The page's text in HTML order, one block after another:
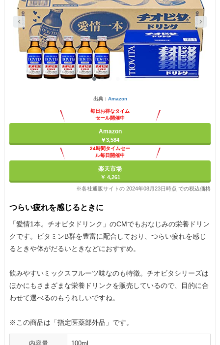
出典： Amazon
毎日お得なタイム
セール開催中
Amazon
￥3,584
24時間タイムセー
ル毎日開催中
楽天市場
￥ 4,261
※各社通販サイトの 2024年08月23日時点 での税込価格
つらい疲れを感じるときに
「愛情1本。チオビタドリンク」のCMでもおなじみの栄養ドリン
クです。ビタミンB群を豊富に配合しており、つらい疲れを感じ
るときや体がだるいときなどにおすすめ。
飲みやすいミックスフルーツ味なのも特徴。チオビタシリーズは
ほかにもさまざまな栄養ドリンクを販売しているので、目的に合
わせて選べるのもうれしいですね。
※この商品は「指定医薬部外品」です。
内容量 100ml